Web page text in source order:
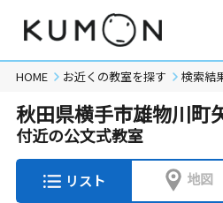
HOME お近くの教室を探す 検索結
秋田県横手市雄物川町
付近の公文式教室
リスト 地図